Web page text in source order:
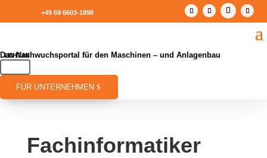
+49 69 6603-1898
Das Nachwuchsportal für den Maschinen – und Anlagenbau
FÜR UNTERNEHMEN
Fachinformatiker